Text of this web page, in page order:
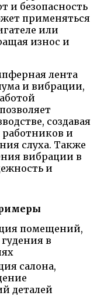
и безопасность
применяться
или
износ и
лента
и вибрации,
создавая
и
слуха. Также
вибрации в
и
помещений,
в
салона,
деталей